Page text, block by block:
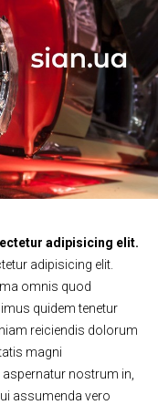
Ременей
adipisicing elit.
adipisicing elit.
omnis quod
quidem tenetur
reiciendis dolorum
magni
nostrum in,
assumenda vero